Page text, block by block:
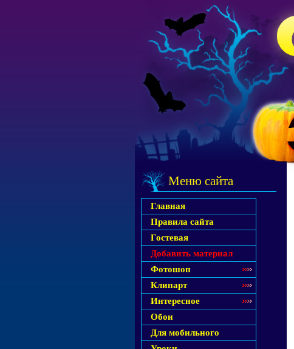
Меню сайта
Главная
Правила сайта
Гостевая
Добавить материал
Фотошоп
Клипарт
Интересное
Обои
Для мобильного